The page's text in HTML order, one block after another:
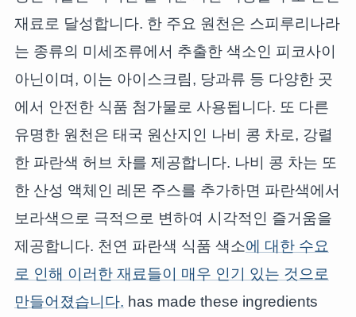
재료로 달성합니다. 한 주요 원천은 스피루리나라
는 종류의 미세조류에서 추출한 색소인 피코사이
아닌이며, 이는 아이스크림, 당과류 등 다양한 곳
에서 안전한 식품 첨가물로 사용됩니다. 또 다른
유명한 원천은 태국 원산지인 나비 콩 차로, 강렬
한 파란색 허브 차를 제공합니다. 나비 콩 차는 또
한 산성 액체인 레몬 주스를 추가하면 파란색에서
보라색으로 극적으로 변하여 시각적인 즐거움을
제공합니다. 천연 파란색 식품 색소에 대한 수요
로 인해 이러한 재료들이 매우 인기 있는 것으로
만들어졌습니다. has made these ingredients